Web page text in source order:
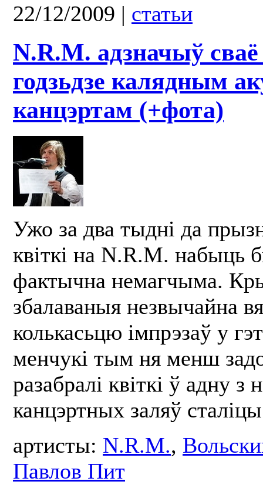
22/12/2009 | статьи
N.R.M. адзначыў сваё
годзьдзе калядным
канцэртам (+фота)
Ужо за два тыдні да
квіткі на N.R.M. набыць
фактычна немагчыма.
збалаваныя незвычайна
колькасьцю імпрэзаў у
менчукі тым ня менш
разабралі квіткі ў адну
канцэртных заляў
артисты: N.R.M.,
Павлов Пит